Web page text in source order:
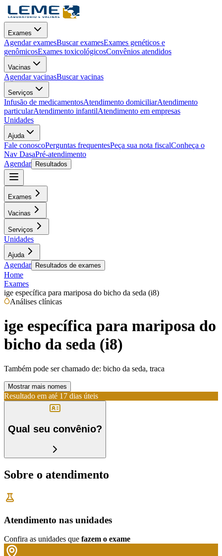
Exames
Agendar examesBuscar examesExames genéticos e
genômicosExames toxicológicosConvênios atendidos
Vacinas
Agendar vacinasBuscar vacinas
Serviços
Infusão de medicamentosAtendimento domiciliarAtendimento
particularAtendimento infantilAtendimento em empresas
Unidades
Ajuda
Fale conoscoPerguntas frequentesPeça sua nota fiscalConheça o
Nav DasaPré-atendimento
Agendar
Resultados
Exames
Vacinas
Serviços
Unidades
Ajuda
Agendar Resultados de exames
Home
Exames
ige específica para mariposa do bicho da seda (i8)
Análises clínicas
ige específica para mariposa do
bicho da seda (i8)
Também pode ser chamado de: bicho da seda, traca
Mostrar mais nomes
Resultado em até 17 dias úteis
Qual seu convênio?
Sobre o atendimento
Atendimento nas unidades
Confira as unidades que fazem o exame